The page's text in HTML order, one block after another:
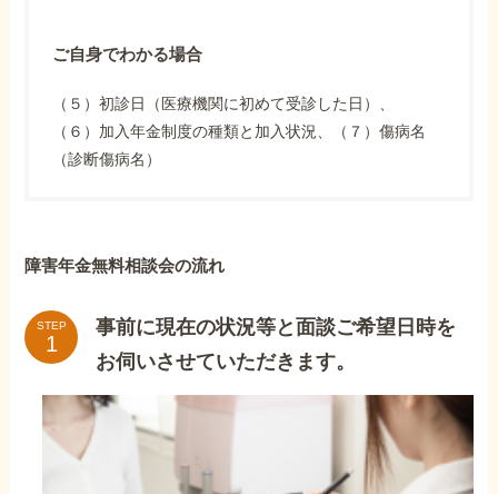
ご自身でわかる場合
（５）初診日（医療機関に初めて受診した日）、
（６）加入年金制度の種類と加入状況、（７）傷病名
（診断傷病名）
障害年金無料相談会の流れ
STEP
事前に現在の状況等と面談ご希望日時を
お伺いさせていただきます。